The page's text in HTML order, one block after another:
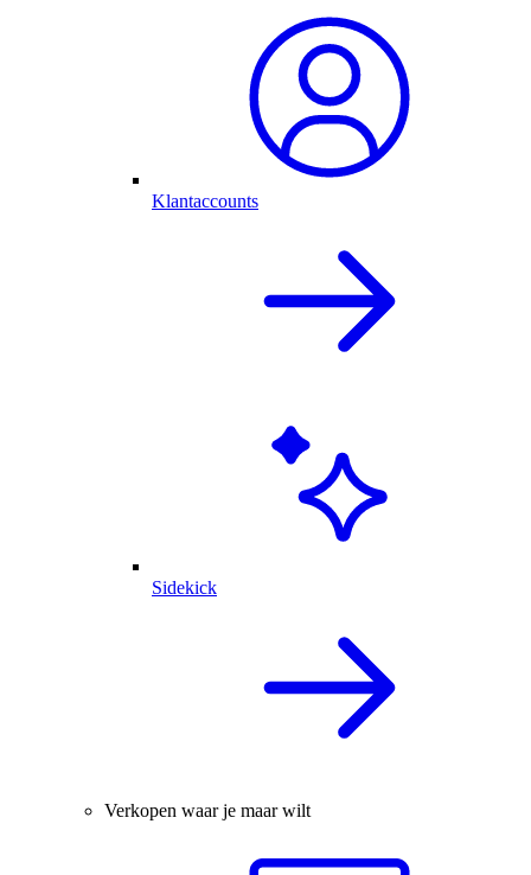
Klantaccounts
Sidekick
Verkopen waar je maar wilt